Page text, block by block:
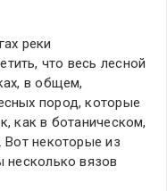
реки
что весь лесной
в общем,
пород, которые
как в ботаническом,
Вот некоторые из
несколько вязов